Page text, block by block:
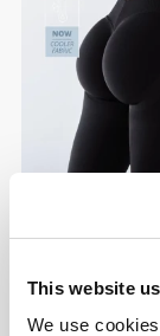
This website
We use
tyłem w kształcie